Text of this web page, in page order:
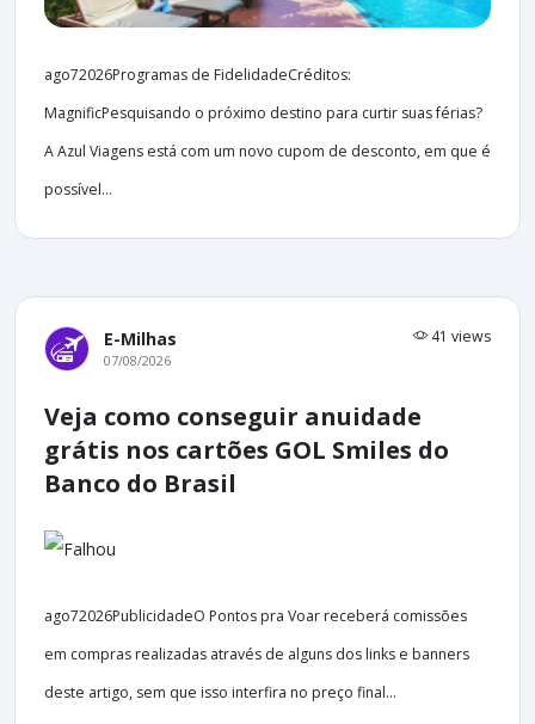
ago72026Programas de FidelidadeCréditos:
MagnificPesquisando o próximo destino para curtir suas férias?
A Azul Viagens está com um novo cupom de desconto, em que é
possível...
E-Milhas 41 views
07/08/2026
Veja como conseguir anuidade
grátis nos cartões GOL Smiles do
Banco do Brasil
ago72026PublicidadeO Pontos pra Voar receberá comissões
em compras realizadas através de alguns dos links e banners
deste artigo, sem que isso interfira no preço final...